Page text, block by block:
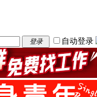
登录 自动登录